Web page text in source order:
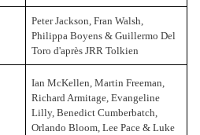
Peter Jackson, Fran Walsh,
Philippa Boyens & Guillermo Del
Toro d'après JRR Tolkien
Ian McKellen, Martin Freeman,
Richard Armitage, Evangeline
Lilly, Benedict Cumberbatch,
Orlando Bloom, Lee Pace & Luke